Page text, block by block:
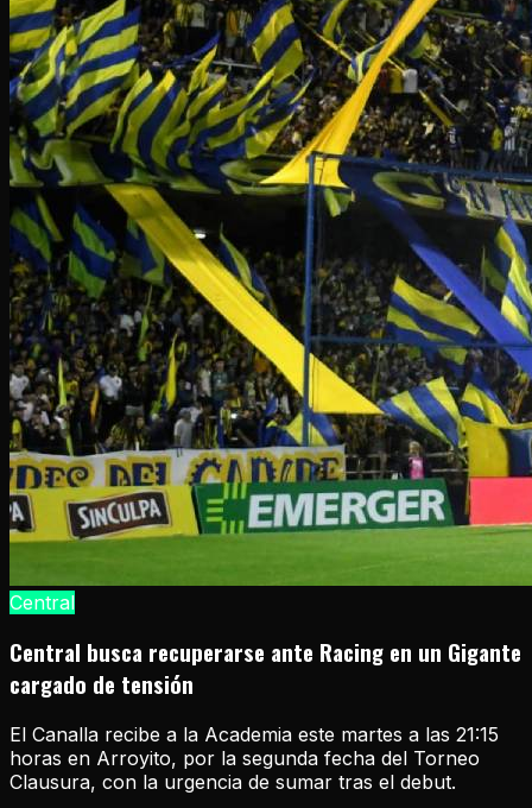
Central
Central busca recuperarse ante Racing en un Gigante
cargado de tensión
El Canalla recibe a la Academia este martes a las 21:15
horas en Arroyito, por la segunda fecha del Torneo
Clausura, con la urgencia de sumar tras el debut.